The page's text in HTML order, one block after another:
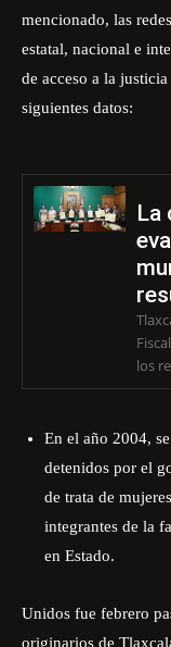
mencionado, las
estatal, nacional e
de acceso a la
siguientes datos:
La
los
En el año 2004,
detenidos por el
de trata de
integrantes de la
en Estado.
Unidos fue febrero
originarios de